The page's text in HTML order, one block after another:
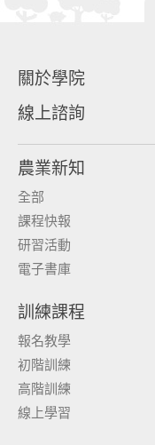
關於學院
線上諮詢
農業新知
全部
課程快報
研習活動
電子書庫
訓練課程
報名教學
初階訓練
高階訓練
線上學習